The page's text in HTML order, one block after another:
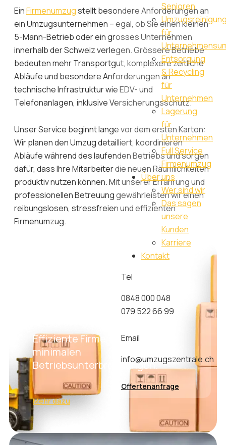
Senioren
für
Entsorgung
& Recycling
für
Unternehmen
Lagerung
für
Unternehmen
Full Service
Firmenumzug
Über uns
Wer sind wir
Das sagen
unsere
Kunden
Karriere
Kontakt
Tel
0848 000 048
079 522 66 99
Email
info@umzugszentrale.ch
Offertenanfrage
EinFirmenumzugstellt besondere Anforderungen an
ein Umzugsunternehmen – egal, ob Sie einen kleinen
5-Mann-Betrieb oder ein grosses Unternehmen
innerhalb der Schweiz verlegen. Grössere Betriebe
bedeuten mehr Transportgut, komplexere zeitliche
Abläufe und besondere Anforderungen an
technische Infrastruktur wie EDV- und
Telefonanlagen, inklusive Versicherungsschutz.
Unser Service beginnt lange vor dem ersten Karton:
Wir planen den Umzug detailliert, koordinieren
Abläufe während des laufenden Betriebs und sorgen
dafür, dass Ihre Mitarbeiter die neuen Räumlichkeiten
produktiv nutzen können. Mit unserer Erfahrung und
professionellen Betreuung gewährleisten wir einen
reibungslosen, stressfreien und effizienten
Firmenumzug.
Unternehmen
Effiziente Firmenumzüge mit
minimalen
Betriebsunterbrechungen.
Mehr dazu